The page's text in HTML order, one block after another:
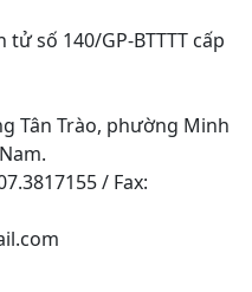
số 140/GP-BTTTT cấp
Tân Trào, phường Minh
/ Fax: